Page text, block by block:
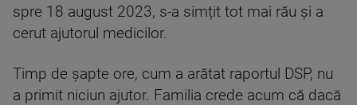
spre 18 august 2023, s-a simțit tot mai rău și a
cerut ajutorul medicilor.
Timp de șapte ore, cum a arătat raportul DSP, nu
a primit niciun ajutor. Familia crede acum că dacă